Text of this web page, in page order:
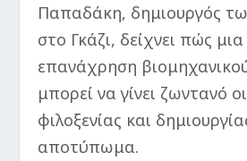
Παπαδάκη, δημιουργός
στο Γκάζι, δείχνει πώς
επανάχρηση
μπορεί να γίνει ζωντανό
φιλοξενίας και
αποτύπωμα.